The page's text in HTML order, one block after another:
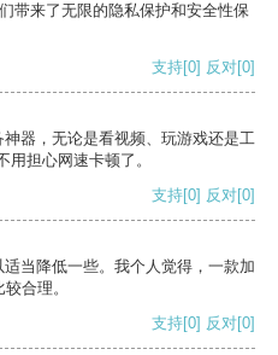
带来了无限的隐私保护和安全性保
支持[0] 反对[0]
器，无论是看视频、玩游戏还是工
担心网速卡顿了。
支持[0] 反对[0]
当降低一些。我个人觉得，一款加
合理。
支持[0] 反对[0]